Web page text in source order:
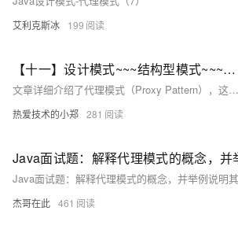
艾利克斯冰 199
【十一】设计模式~~~结构型模式~~~代理模式（Java）
文章详细介绍了代理模式（Proxy Pattern），这是一种对象结构型模式，用于给对象提供一个代理以控制对它的访问。文中阐述了代理模式的动机、定义、结构、优点、缺点和适用环境，并探讨了远程代理、虚拟代理、保护代理等不同代理形式。通过一个商务信息查询系统的实例，展示了如何使用代理模式来增加身份验证和日志记录功能，同时保持客户端代码的无差别对待。此外，还讨论了代理模式在分布式技术和Spring AOP中的应用，以及动态代理的概念。
热爱技术的小郑 281
Java面试题：解释代理模式的概念，并举例说明其
杰哥在此 461